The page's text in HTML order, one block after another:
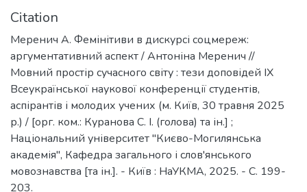
Citation
Меренич А. Фемінітиви в дискурсі соцмереж:
аргументативний аспект / Антоніна Меренич //
Мовний простір сучасного світу : тези доповідей ІХ
Всеукраїнської наукової конференції студентів,
аспірантів і молодих учених (м. Київ, 30 травня 2025
р.) / [орг. ком.: Куранова С. І. (голова) та ін.] ;
Національний університет "Києво-Могилянська
академія", Кафедра загального і слов'янського
мовознавства [та ін.]. - Київ : НаУКМА, 2025. - C. 199-
203.